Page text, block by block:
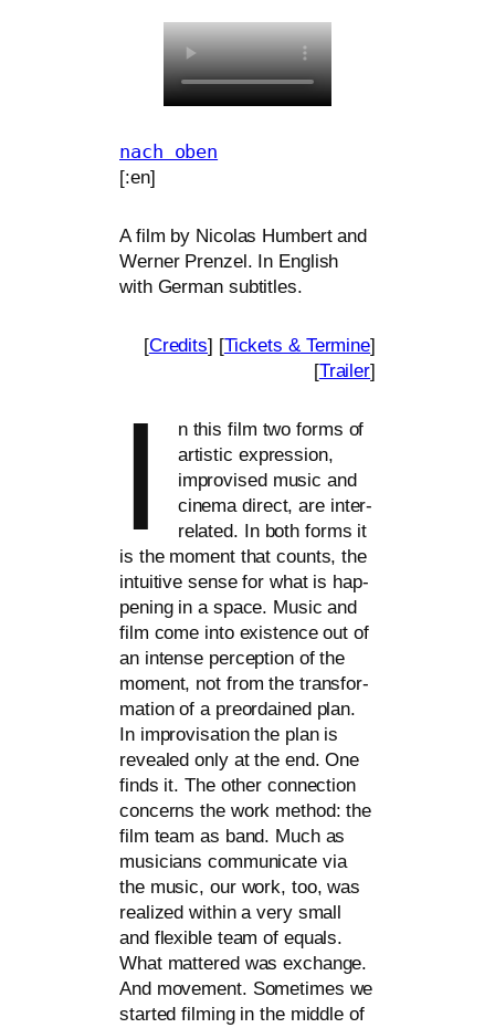
nach oben
[:en]
A film by Nicolas Humbert and
Werner Prenzel. In English
with German subtitles.
[Credits] [Tickets &Termine]
[Trailer]
I
n this film two forms of
artis­tic expres­si­on,
impro­vi­sed music and
cine­ma direct, are inter­
re­la­ted. In both forms it
is the moment that counts, the
intui­ti­ve sen­se for what is hap­
pe­ning in a space. Music and
film come into exis­tence out of
an inten­se per­cep­ti­on of the
moment, not from the trans­for­
ma­ti­on of a preor­da­i­ned plan.
In impro­vi­sa­ti­on the plan is
reve­a­led only at the end. One
finds it. The other con­nec­tion
con­cerns the work method: the
film team as band. Much as
musi­ci­ans com­mu­ni­ca­te via
the music, our work, too, was
rea­li­zed within a very small
and fle­xi­ble team of equ­als.
What mat­te­red was exch­an­ge.
And move­ment. Sometimes we
star­ted film­ing in the midd­le of